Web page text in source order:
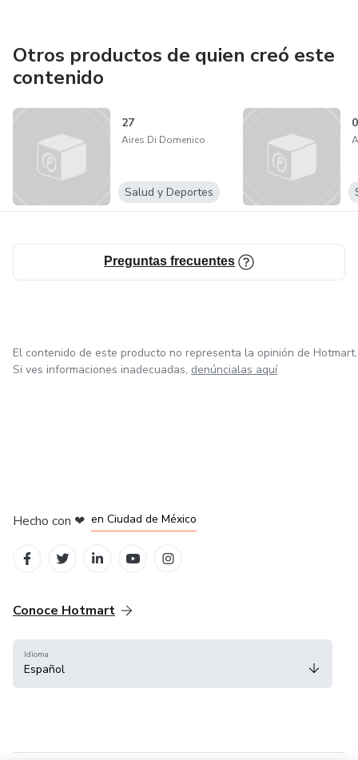
Otros productos de quien creó este
contenido
27
Aires Di Domenico
Salud y Deportes
Preguntas frecuentes
El contenido de este producto no representa la opinión de Hotmart.
Si ves informaciones inadecuadas, denúncialas aquí
Hecho con ❤ en Ciudad de México
Conoce Hotmart
Idioma
Español